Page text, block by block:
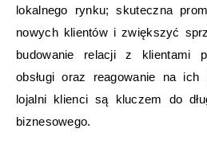
lokalnego rynku; skuteczna
nowych klientów i zwiększyć
budowanie relacji z klientami
obsługi oraz reagowanie na
lojalni klienci są kluczem do
biznesowego.